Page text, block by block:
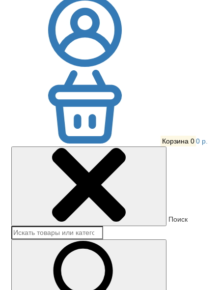
Корзина 00 р.
Поиск